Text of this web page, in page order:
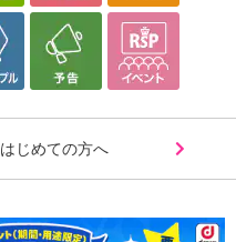
はじめての方へ